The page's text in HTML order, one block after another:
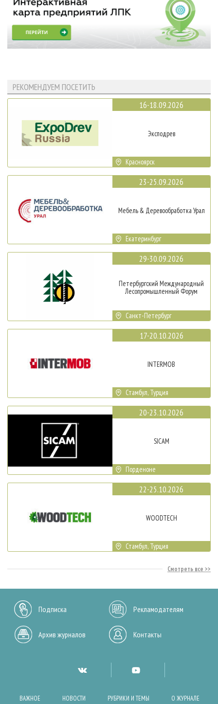
РЕКОМЕНДУЕМ ПОСЕТИТЬ
16-18.09.2026
Эксподрев
Красноярск
23-25.09.2026
Мебель & Деревообработка Урал
Екатеринбург
29-30.09.2026
Петербургский Международный
Лесопромышленный Форум
Санкт-Петербург
17-20.10.2026
INTERMOB
Стамбул, Турция
20-23.10.2026
SICAM
Порденоне
22-25.10.2026
WOODTECH
Стамбул, Турция
Смотреть все
Подписка Рекламодателям
Архив журналов Контакты
ВАЖНОЕ НОВОСТИ РУБРИКИ И ТЕМЫ О ЖУРНАЛЕ